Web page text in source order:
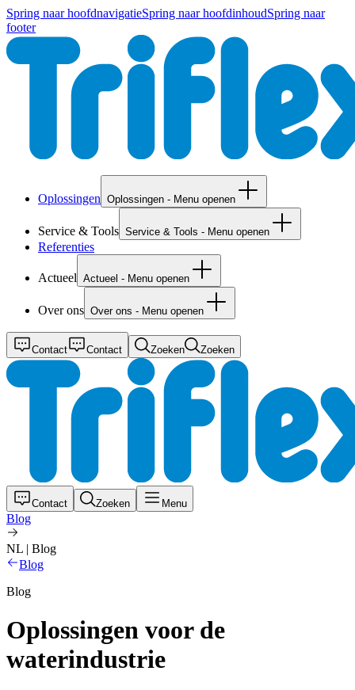
Spring naar hoofdnavigatieSpring naar hoofdinhoudSpring naar
footer
Oplossingen Oplossingen - Menu openen
Service & Tools Service & Tools - Menu openen
Referenties
Actueel Actueel - Menu openen
Over ons Over ons - Menu openen
Contact Contact Zoeken Zoeken
Contact Zoeken Menu
Blog
NL | Blog
Blog
Blog
Oplossingen voor de
waterindustrie